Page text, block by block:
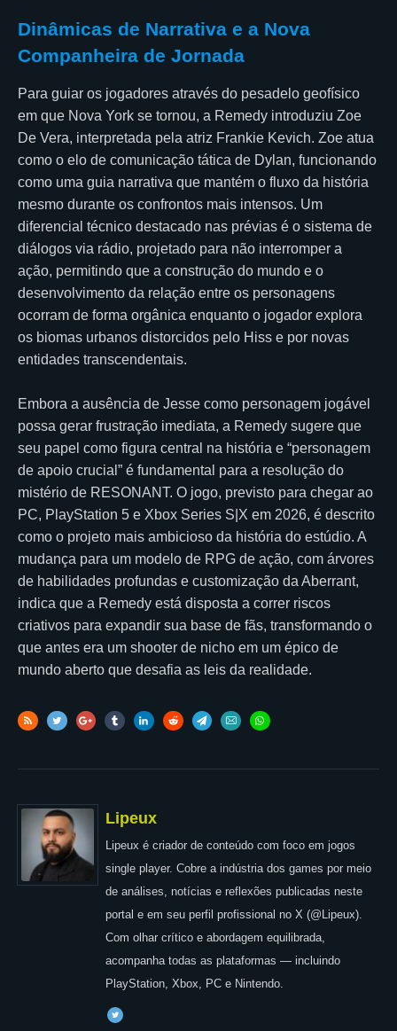
Dinâmicas de Narrativa e a Nova
Companheira de Jornada
Para guiar os jogadores através do pesadelo geofísico
em que Nova York se tornou, a Remedy introduziu Zoe
De Vera, interpretada pela atriz Frankie Kevich. Zoe atua
como o elo de comunicação tática de Dylan, funcionando
como uma guia narrativa que mantém o fluxo da história
mesmo durante os confrontos mais intensos. Um
diferencial técnico destacado nas prévias é o sistema de
diálogos via rádio, projetado para não interromper a
ação, permitindo que a construção do mundo e o
desenvolvimento da relação entre os personagens
ocorram de forma orgânica enquanto o jogador explora
os biomas urbanos distorcidos pelo Hiss e por novas
entidades transcendentais.
Embora a ausência de Jesse como personagem jogável
possa gerar frustração imediata, a Remedy sugere que
seu papel como figura central na história e “personagem
de apoio crucial” é fundamental para a resolução do
mistério de RESONANT. O jogo, previsto para chegar ao
PC, PlayStation 5 e Xbox Series S|X em 2026, é descrito
como o projeto mais ambicioso da história do estúdio. A
mudança para um modelo de RPG de ação, com árvores
de habilidades profundas e customização da Aberrant,
indica que a Remedy está disposta a correr riscos
criativos para expandir sua base de fãs, transformando o
que antes era um shooter de nicho em um épico de
mundo aberto que desafia as leis da realidade.
Lipeux
Lipeux é criador de conteúdo com foco em jogos
single player. Cobre a indústria dos games por meio
de análises, notícias e reflexões publicadas neste
portal e em seu perfil profissional no X (@Lipeux).
Com olhar crítico e abordagem equilibrada,
acompanha todas as plataformas — incluindo
PlayStation, Xbox, PC e Nintendo.